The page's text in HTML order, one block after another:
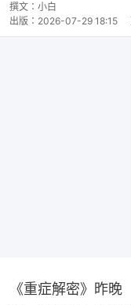
撰文： 小白
出版： 2026-07-29 18:15
《重症解密》昨